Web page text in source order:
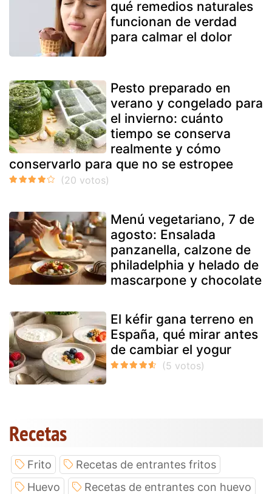
qué remedios naturales
funcionan de verdad
para calmar el dolor
Pesto preparado en
verano y congelado para
el invierno: cuánto
tiempo se conserva
realmente y cómo
conservarlo para que no se estropee
Menú vegetariano, 7 de
agosto: Ensalada
panzanella, calzone de
philadelphia y helado de
mascarpone y chocolate
El kéfir gana terreno en
España, qué mirar antes
de cambiar el yogur
Recetas
Frito
Recetas de entrantes fritos
Huevo
Recetas de entrantes con huevo